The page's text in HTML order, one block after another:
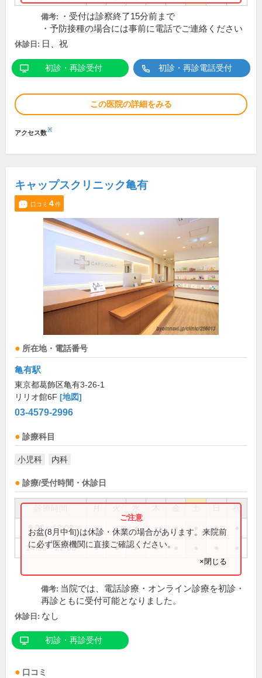
備考:
・受付は診察終了15分前まで
・予防接種の場合には事前に電話でご連絡ください
休診日: 日、祝
初診・再診受付 初診・再診電話受付
この医院の詳細をみる
アクセス数※
キャップスクリニック亀有
口コミ 4件
所在地・電話番号
亀有駅
東京都葛飾区亀有3-26-1
リリオ館6F [地図]
03-4579-2996
診療科目
小児科 内科
診療/受付時間・休診日
祝
9:00～13:00 ● ● ● ● ● ●
14:30～22:00 ● ● ● ●
お盆(8月中旬)は休診・休業の場合があります。来院前
に必ず医療機関に直接ご確認ください。
×閉じる
備考: 当院では、電話診療・オンライン診療を初診・
再診ともに受付可能となりました。
休診日: なし
初診・再診受付
口コミ